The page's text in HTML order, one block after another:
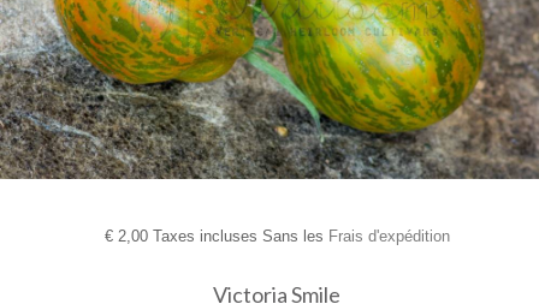
€2,00 Taxes incluses Sans les Frais d'expédition
Victoria Smile